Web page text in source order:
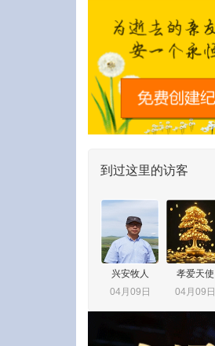
到过这里的访客
兴安牧人
04月09日
孝爱天使
04月09日